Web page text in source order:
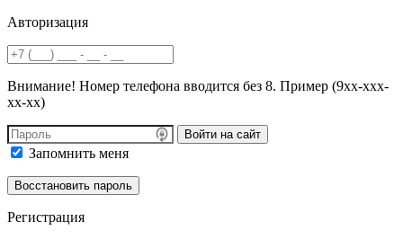
Авторизация
Внимание! Номер телефона вводится без 8. Пример (9хх-ххх-
хх-хх)
Войти на сайт
Запомнить меня
Регистрация